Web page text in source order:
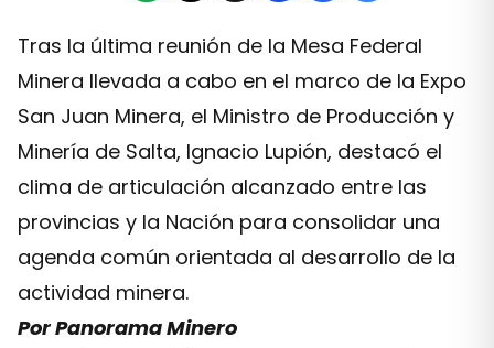
Tras la última reunión de la Mesa Federal
Minera llevada a cabo en el marco de la Expo
San Juan Minera, el Ministro de Producción y
Minería de Salta, Ignacio Lupión, destacó el
clima de articulación alcanzado entre las
provincias y la Nación para consolidar una
agenda común orientada al desarrollo de la
actividad minera.
Por Panorama Minero